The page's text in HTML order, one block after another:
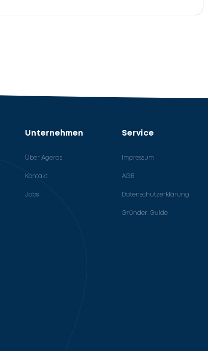
Unternehmen
Über Ageras
Kontakt
Jobs
Service
Impressum
AGB
Datenschutzerklärung
Gründer-Guide